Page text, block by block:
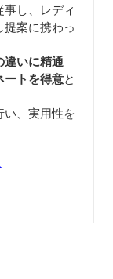
し、レディ
案に携わっ
違いに精通
ートを得意と
い、実用性を